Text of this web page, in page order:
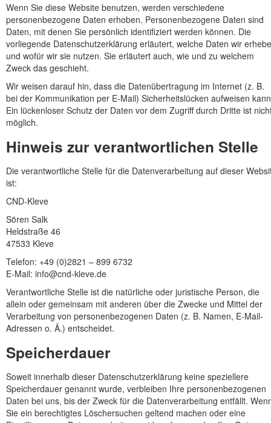
Wenn Sie diese Website benutzen, werden verschiedene
personenbezogene Daten erhoben. Personenbezogene Daten sind
Daten, mit denen Sie persönlich identifiziert werden können. Die
vorliegende Datenschutzerklärung erläutert, welche Daten wir
und wofür wir sie nutzen. Sie erläutert auch, wie und zu welchem
Zweck das geschieht.
Wir weisen darauf hin, dass die Datenübertragung im Internet (z. B.
bei der Kommunikation per E-Mail) Sicherheitslücken aufweisen
Ein lückenloser Schutz der Daten vor dem Zugriff durch Dritte ist
möglich.
Hinweis zur verantwortlichen Stelle
Die verantwortliche Stelle für die Datenverarbeitung auf dieser
ist:
CND-Kleve
Sören Salk
Heldstraße 46
47533 Kleve
Telefon: +49 (0)2821 – 899 6732
E-Mail: info@cnd-kleve.de
Verantwortliche Stelle ist die natürliche oder juristische Person, die
allein oder gemeinsam mit anderen über die Zwecke und Mittel der
Verarbeitung von personenbezogenen Daten (z. B. Namen, E-Mail-
Adressen o. Ä.) entscheidet.
Speicherdauer
Soweit innerhalb dieser Datenschutzerklärung keine speziellere
Speicherdauer genannt wurde, verbleiben Ihre personenbezogenen
Daten bei uns, bis der Zweck für die Datenverarbeitung entfällt.
Sie ein berechtigtes Löschersuchen geltend machen oder eine